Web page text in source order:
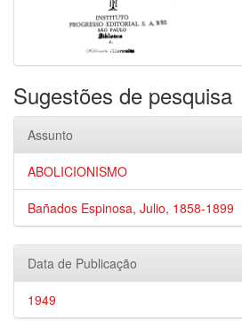
Sugestões de pesquisa
Assunto
ABOLICIONISMO
Bañados Espinosa, Julio, 1858-1899
Data de Publicação
1949